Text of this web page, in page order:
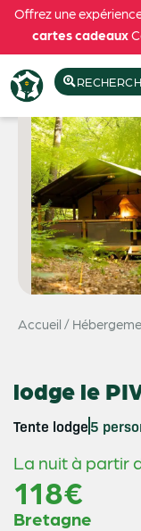
Offrez une
cartes cadeaux
Accueil /
lodge le
Tente lodge5
La nuit à partir
118€
Bretagne